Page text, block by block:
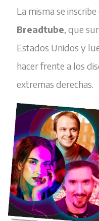
La misma se inscribe
Breadtube, que
Estados Unidos y
hacer frente a los
extremas derechas.